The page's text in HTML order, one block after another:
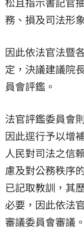
務、損及司法形
因此依法官法暨
定，決議建議院
員會評鑑。
法官評鑑委員會
因此逕行予以增
人民對司法之信
慮及對公務秩序
已記取教訓，其
必要，因此依法
審議委員會審議。